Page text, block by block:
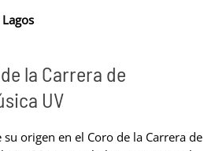
la Carrera de
UV
origen en el Coro de la Carrera de